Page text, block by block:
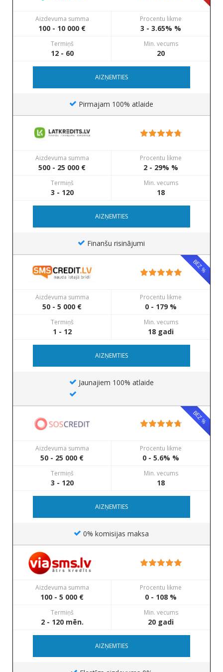
Aizdevuma summa
100 - 10 000 €
Procentu likme
3 - 3.65% %
Termiņš
12 - 60
Min. vecums
20
AIZŅEMTIES
Pirmajam 100% atlaide
Aizdevuma summa
500 - 25 000 €
Procentu likme
2 - 29% %
Termiņš
3 - 120
Min. vecums
18
AIZŅEMTIES
Finanšu risinājumi
BEZ %
Aizdevuma summa
50 - 5 000 €
Procentu likme
0 - 179 %
Termiņš
1 - 12
Min. vecums
18 gadi
AIZŅEMTIES
Jaunajiem 100% atlaide
BEZ %
Aizdevuma summa
50 - 25 000 €
Procentu likme
0 - 5.6% %
Termiņš
3 - 120
Min. vecums
18
AIZŅEMTIES
0% komisijas maksa
Aizdevuma summa
100 - 5 000 €
Procentu likme
0 - 108 %
Termiņš
2 - 120 mēn.
Min. vecums
20 gadi
AIZŅEMTIES